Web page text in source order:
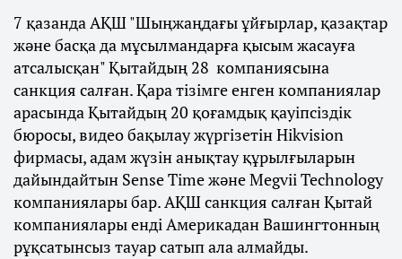
7 қазанда АҚШ "Шыңжаңдағы ұйғырлар, қазақтар
және басқа да мұсылмандарға қысым жасауға
атсалысқан" Қытайдың 28 компаниясына
санкция салған. Қара тізімге енген компаниялар
арасында Қытайдың 20 қоғамдық қауіпсіздік
бюросы, видео бақылау жүргізетін Hikvision
фирмасы, адам жүзін анықтау құрылғыларын
дайындайтын Sense Time және Megvii Technology
компаниялары бар. АҚШ санкция салған Қытай
компаниялары енді Америкадан Вашингтонның
рұқсатынсыз тауар сатып ала алмайды.